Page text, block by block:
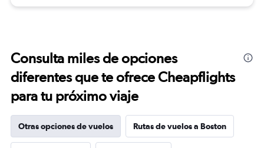
Consulta miles de opciones
diferentes que te ofrece Cheapflights
para tu próximo viaje
Otras opciones de vuelos Rutas de vuelos a Boston